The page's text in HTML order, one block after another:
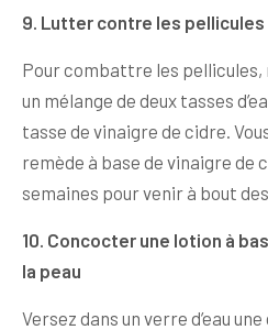
9. Lutter contre les pellicules
Pour combattre les pellicules,
un mélange de deux tasses
tasse de vinaigre de cidre.
remède à base de vinaigre de
semaines pour venir à bout
10. Concocter une lotion à
la peau
Versez dans un verre d’eau